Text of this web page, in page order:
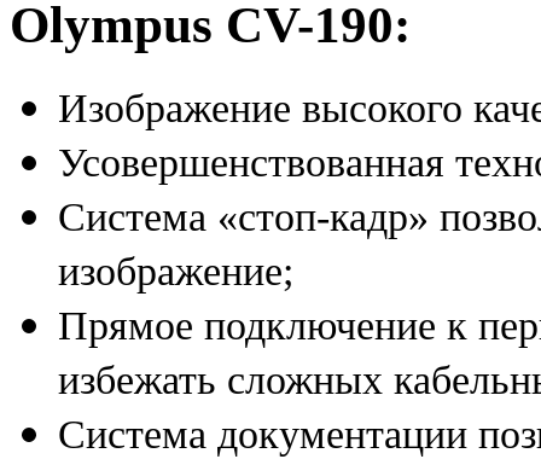
Olympus CV-190:
Изображение высокого
Усовершенствованная
Система «стоп-кадр»
изображение;
Прямое подключение к
избежать сложных
Система документации